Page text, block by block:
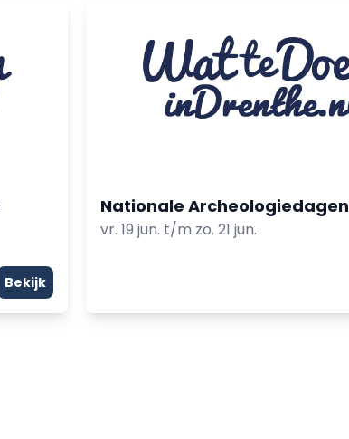
Bekijk
Nationale Archeologiedagen
vr. 19 jun. t/m zo. 21 jun.